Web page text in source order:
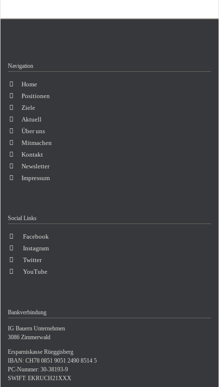
Navigation
überspringen
Home
Positionen
Ziele
Aktuell
Über uns
Mitmachen
Kontakt
Newsletter
Impressum
Social Links
Facebook
Instagram
Twitter
YouTube
Bankverbindung
IG Bauern Unternehmen
3086 Zimmerwald
Ersparniskasse Rüeggisberg
IBAN: CH78 0851 9051 2490 8514 5
PC-Nummer: 30-38193-9
SWIFT: EKRUCH21XXX